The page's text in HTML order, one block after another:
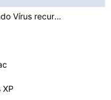
Como parar o Microsoft Word Solicitando Vírus recurso …